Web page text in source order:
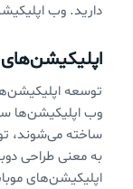
دارید. وب
توسعه
وب اپلیکیشن‌ها
ساخته می‌شوند،
به معنی طراحی
اپلیکیشن‌های